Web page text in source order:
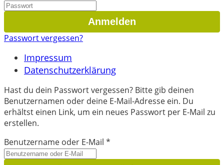
Passwort vergessen?
Impressum
Datenschutzerklärung
Hast du dein Passwort vergessen? Bitte gib deinen
Benutzernamen oder deine E-Mail-Adresse ein. Du
erhältst einen Link, um ein neues Passwort per E-Mail zu
erstellen.
Benutzername oder E-Mail *